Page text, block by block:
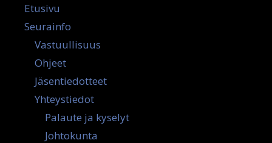
Etusivu
Seurainfo
Vastuullisuus
Ohjeet
Jäsentiedotteet
Yhteystiedot
Palaute ja kyselyt
Johtokunta